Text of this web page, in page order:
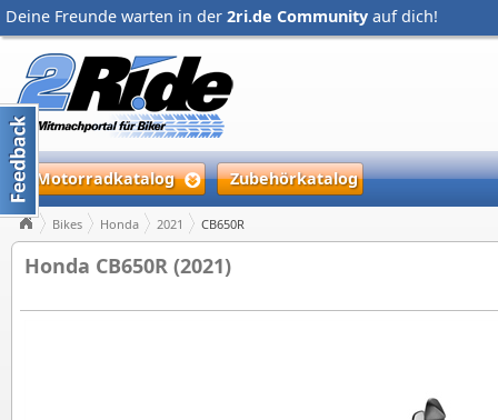
Deine Freunde warten in der 2ri.de Community auf dich!
Motorradkatalog Zubehörkatalog
Bikes Honda 2021 CB650R
Honda CB650R (2021)